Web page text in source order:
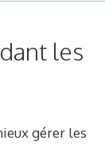
les
gérer les